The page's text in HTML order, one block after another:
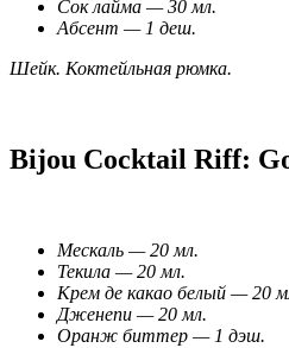
Сок лайма — 30 мл.
Абсент — 1 деш.
Шейк. Коктейльная рюмка.
Bijou Cocktail Riff:
Мескаль — 20 мл.
Текила — 20 мл.
Крем де какао белый — 20
Дженепи — 20 мл.
Оранж биттер — 1 дэш.